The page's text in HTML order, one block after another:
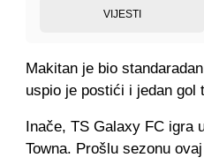
VIJESTI
Makitan je bio
uspio je postići i jedan gol
Inače, TS Galaxy FC igra
Towna. Prošlu sezonu